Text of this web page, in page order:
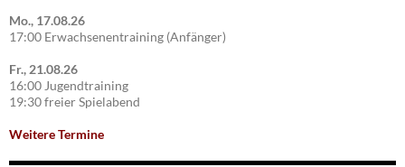
Mo., 17.08.26
17:00 Erwachsenentraining (Anfänger)
Fr., 21.08.26
16:00 Jugendtraining
19:30 freier Spielabend
Weitere Termine